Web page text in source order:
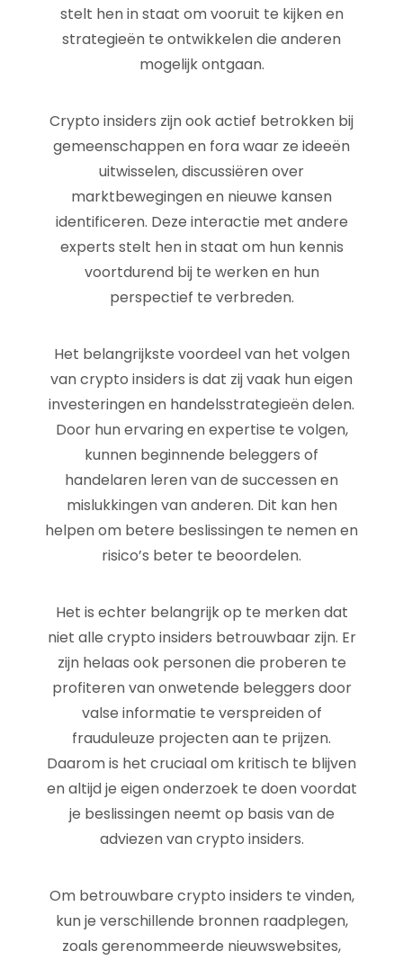
stelt hen in staat om vooruit te kijken en
strategieën te ontwikkelen die anderen
mogelijk ontgaan.
Crypto insiders zijn ook actief betrokken bij
gemeenschappen en fora waar ze ideeën
uitwisselen, discussiëren over
marktbewegingen en nieuwe kansen
identificeren. Deze interactie met andere
experts stelt hen in staat om hun kennis
voortdurend bij te werken en hun
perspectief te verbreden.
Het belangrijkste voordeel van het volgen
van crypto insiders is dat zij vaak hun eigen
investeringen en handelsstrategieën delen.
Door hun ervaring en expertise te volgen,
kunnen beginnende beleggers of
handelaren leren van de successen en
mislukkingen van anderen. Dit kan hen
helpen om betere beslissingen te nemen en
risico’s beter te beoordelen.
Het is echter belangrijk op te merken dat
niet alle crypto insiders betrouwbaar zijn. Er
zijn helaas ook personen die proberen te
profiteren van onwetende beleggers door
valse informatie te verspreiden of
frauduleuze projecten aan te prijzen.
Daarom is het cruciaal om kritisch te blijven
en altijd je eigen onderzoek te doen voordat
je beslissingen neemt op basis van de
adviezen van crypto insiders.
Om betrouwbare crypto insiders te vinden,
kun je verschillende bronnen raadplegen,
zoals gerenommeerde nieuwswebsites,